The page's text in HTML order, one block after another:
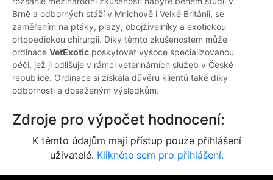
Brně a odborných stáží v Mnichově i Velké Británii, se
zaměřením na ptáky, plazy, obojživelníky a exotickou
ortopedickou chirurgii. Díky těmto zkušenostem může
ordinace VetExotic poskytovat vysoce specializovanou
péči, jež ji odlišuje v rámci veterinárních služeb v České
republice. Ordinace si získala důvěru klientů také díky
odbornosti a dosaženým výsledkům.
Zdroje pro výpočet hodnocení:
K těmto údajům mají přístup pouze přihlášení
uživatelé. Klikněte sem pro přihlášení.